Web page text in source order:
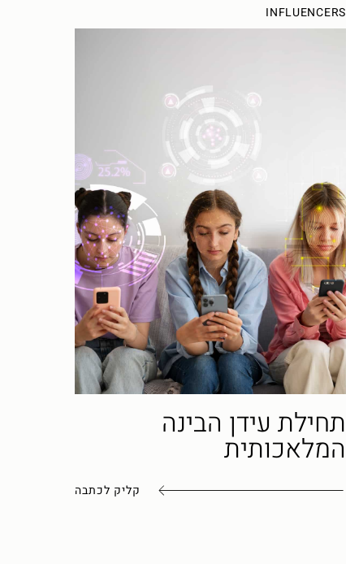
INFLUENCERS
תחילת עידן הבינה
המלאכותית
קליק לכתבה